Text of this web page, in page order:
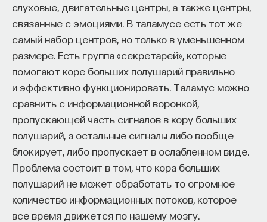
слуховые, двигательные центры, а также центры,
связанные с эмоциями. В таламусе есть тот же
самый набор центров, но только в уменьшенном
размере. Есть группа «секретарей», которые
помогают коре больших полушарий правильно
и эффективно функционировать. Таламус можно
сравнить с информационной воронкой,
пропускающей часть сигналов в кору больших
полушарий, а остальные сигналы либо вообще
блокирует, либо пропускает в ослабленном виде.
Проблема состоит в том, что кора больших
полушарий не может обработать то огромное
количество информационных потоков, которое
все время движется по нашему мозгу.
«Мы выделили четыре идеологии образования.
Первая — развитие и трансляция
дисциплинарного знания, где в центре находится
само знание, а не человек и не рынок труда.
Вторая — формирование определенного типа
человека, например человека, способного
к сложному мышлению. Третья — развитие
общества, вклад в то, каким оно будет.
И четвертая — социальная эффективность,
то есть забота о том, как человек будет работать
за пределами университета и насколько
эффективным окажется в команде и профессии.
Университет не всегда может точно